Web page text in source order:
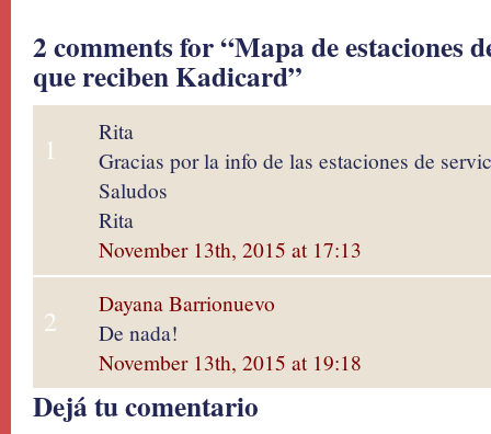
2 comments for “Mapa de estaciones
que reciben Kadicard”
1
Rita
Gracias por la info de las estaciones de
Saludos
Rita
November 13th, 2015 at 17:13
2
Dayana Barrionuevo
De nada!
November 13th, 2015 at 19:18
Dejá tu comentario